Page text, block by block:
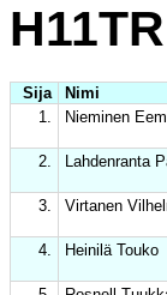
Sija Nimi
1.
Nieminen
2.
Lahdenranta
3.
Virtanen
4.
Heinilä Touko